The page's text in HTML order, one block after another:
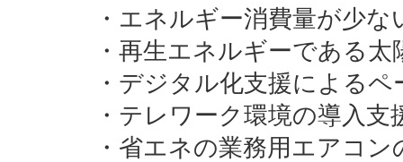
・エネルギー消費量が少な
・再生エネルギーである
・デジタル化支援による
・テレワーク環境の導入
・省エネの業務用エアコ